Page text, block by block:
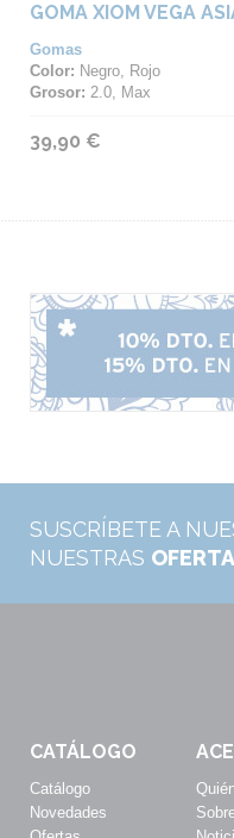
GOMA XIOM VEGA
Gomas
Color: Negro, Rojo
Grosor: 2.0, Max
39,90 €
SUSCRÍBETE A
NUESTRAS
CATÁLOGO
Catálogo
Novedades